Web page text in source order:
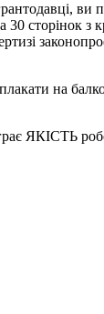
ви
сторінок з
на
ЯКІСТЬ